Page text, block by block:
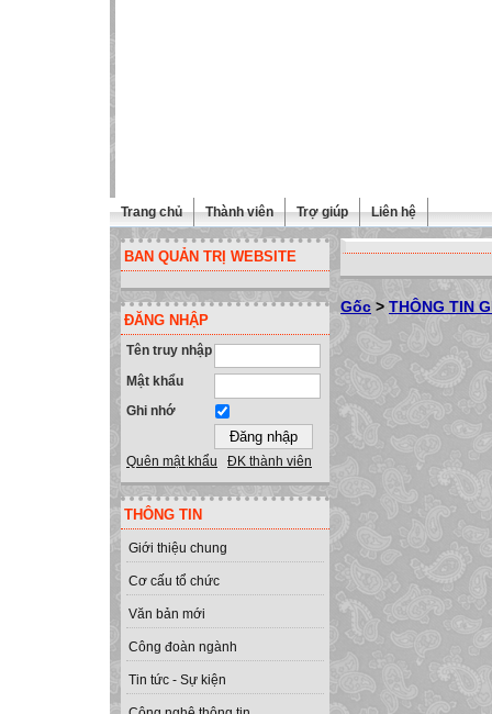
Trang chủ Thành viên Trợ giúp Liên hệ
BAN QUẢN TRỊ WEBSITE
ĐĂNG NHẬP
Tên truy nhập
Mật khẩu
Ghi nhớ
Quên mật khẩu ĐK thành viên
THÔNG TIN
Giới thiệu chung
Cơ cấu tổ chức
Văn bản mới
Công đoàn ngành
Tin tức - Sự kiện
Gốc > THÔNG TIN